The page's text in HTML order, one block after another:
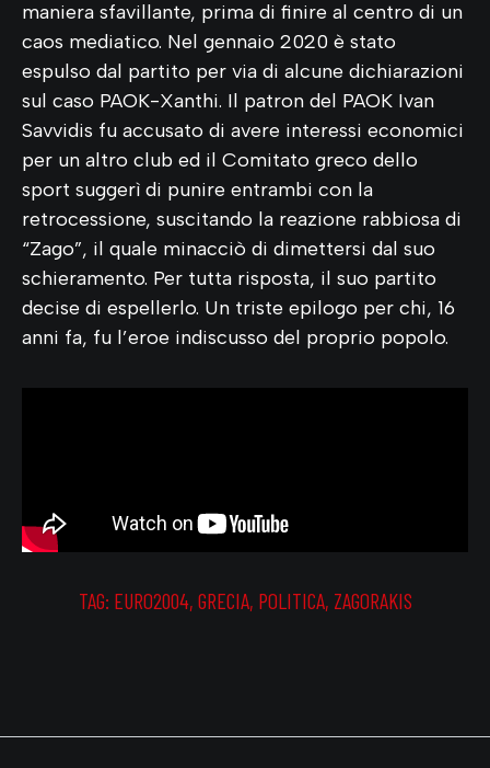
maniera sfavillante, prima di finire al centro di un
caos mediatico. Nel gennaio 2020 è stato
espulso dal partito per via di alcune dichiarazioni
sul caso PAOK-Xanthi. Il patron del PAOK Ivan
Savvidis fu accusato di avere interessi economici
per un altro club ed il Comitato greco dello
sport suggerì di punire entrambi con la
retrocessione, suscitando la reazione rabbiosa di
“Zago”, il quale minacciò di dimettersi dal suo
schieramento. Per tutta risposta, il suo partito
decise di espellerlo. Un triste epilogo per chi, 16
anni fa, fu l’eroe indiscusso del proprio popolo.
TAG: EURO2004, GRECIA, POLITICA, ZAGORAKIS